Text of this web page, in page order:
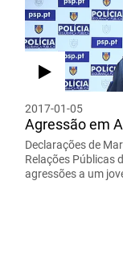
2017-01-05
Agressão em
Declarações de
Relações Públicas
agressões a um